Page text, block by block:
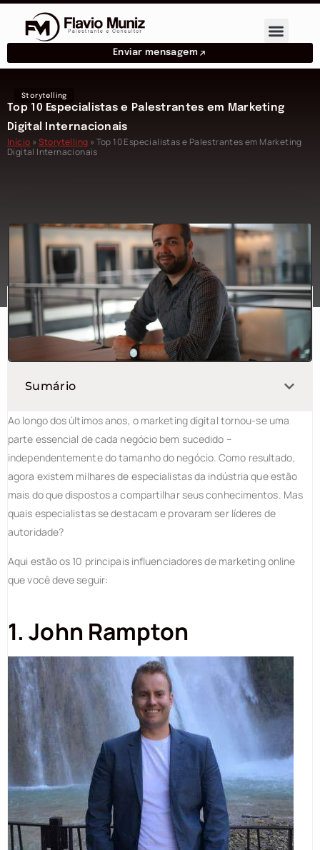
Enviar mensagem
Storytelling
Top 10 Especialistas e Palestrantes em Marketing
Digital Internacionais
Início »Storytelling »Top 10 Especialistas e Palestrantes em Marketing
Digital Internacionais
Sumário
Ao longo dos últimos anos, o marketing digital tornou-se uma
parte essencial de cada negócio bem sucedido –
independentemente do tamanho do negócio. Como resultado,
agora existem milhares de especialistas da indústria que estão
mais do que dispostos a compartilhar seus conhecimentos. Mas
quais especialistas se destacam e provaram ser líderes de
autoridade?
Aqui estão os 10 principais influenciadores de marketing online
que você deve seguir:
1. John Rampton